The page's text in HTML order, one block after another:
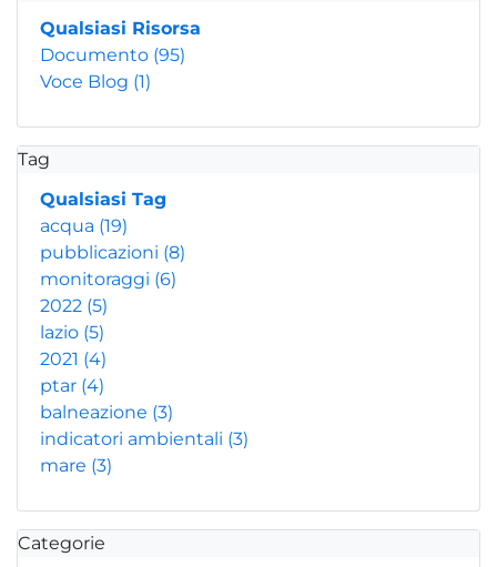
Qualsiasi Risorsa
Documento (95)
Voce Blog (1)
Tag
Qualsiasi Tag
acqua (19)
pubblicazioni (8)
monitoraggi (6)
2022 (5)
lazio (5)
2021 (4)
ptar (4)
balneazione (3)
indicatori ambientali (3)
mare (3)
Categorie